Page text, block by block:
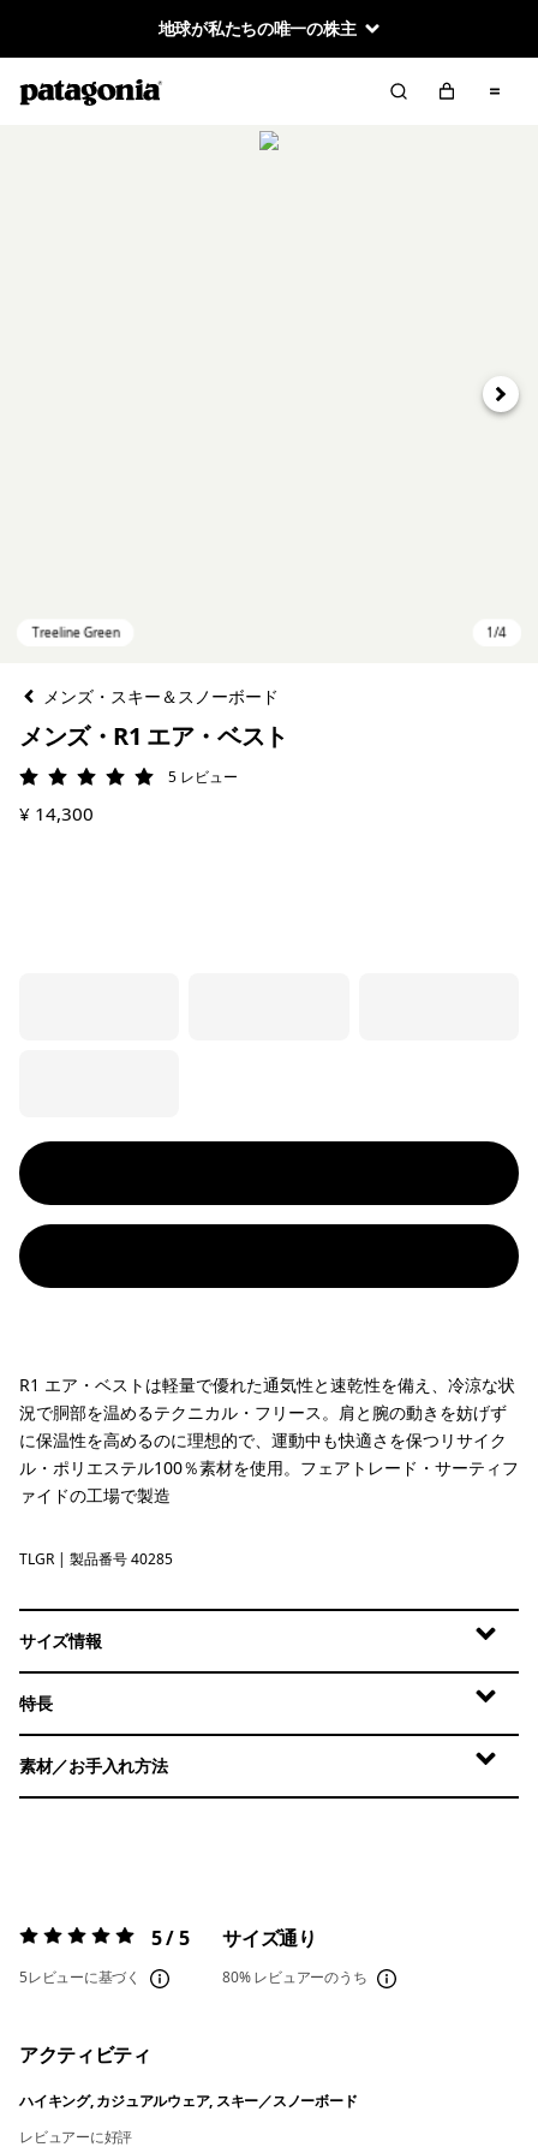
地球が私たちの唯一の株主
次へ
メンズ・スキー＆スノーボード
メンズ・R1 エア・ベスト
評価: 5 / 5 5 レビュー
¥ 14,300
R1 エア・ベストは軽量で優れた通気性と速乾性を備え、冷涼な状
況で胴部を温めるテクニカル・フリース。肩と腕の動きを妨げず
に保温性を高めるのに理想的で、運動中も快適さを保つリサイク
ル・ポリエステル100％素材を使用。フェアトレード・サーティフ
ァイドの工場で製造
Treeline Green
TLGR | 製品番号 40285
サイズ情報
特長
素材／お手入れ方法
評価:5 / 5 5 / 5
5レビューに基づく
サイズ通り
80%レビュアーのうち
アクティビティ
ハイキング, カジュアルウェア, スキー／スノーボード
レビュアーに好評